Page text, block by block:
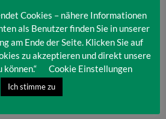
(1) Cookies – nähere Informationen
als Benutzer finden Sie in unserer
am Ende der Seite. Klicken Sie auf
zu akzeptieren und direkt unsere
Cookie Einstellungen
Ich stimme zu